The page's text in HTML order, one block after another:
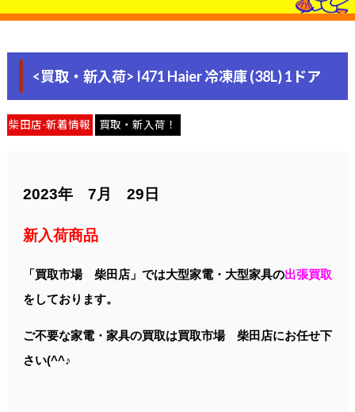
<買取・新入荷> I471 Haier 冷凍庫 (38L) 1ドア
柴田店-新着情報 買取・新入荷！
2023年 7月 29 日
新入荷商品
「買取市場 柴田店」では大型家電・大型家具の出張買取
をしております。
ご不要な家電・家具の買取は買取市場 柴田店にお任せ下
さい(^^♪